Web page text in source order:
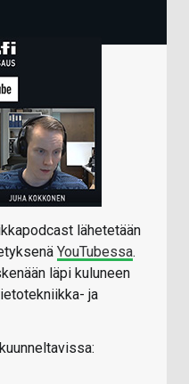
lähetetään
YouTubessa.
läpi kuluneen
ja